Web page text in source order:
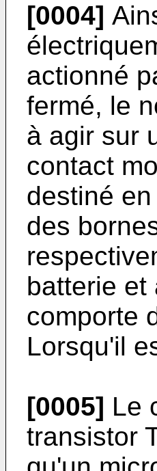
[0004]
actionné
fermé, le
à agir sur
contact
destiné
des
batterie et
comporte
Lorsqu'il
[0005] Le
transistor